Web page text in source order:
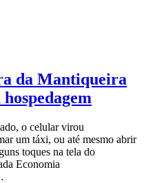
da Mantiqueira
o celular virou
um táxi, ou até mesmo abrir
toques na tela do
Economia